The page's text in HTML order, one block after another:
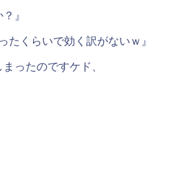
』
たくらいで効く訳がないｗ』
ったのですケド、